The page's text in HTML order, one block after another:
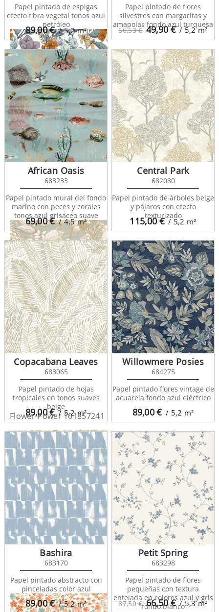
Flower Power 101855060
Flower Power 101857024
Flower Power 101857241
Flower Power 101861027
89,00€ / 5,2m²
Papel pintado de espigas
efecto fibra vegetal tonos azul
petróleo
66,53 € 49,90€ / 5,2m²
Papel pintado de flores
silvestres con margaritas y
amapolas fondo azul turquesa
69,00€ / 4,5m²
African Oasis
683233
Papel pintado mural del fondo
marino con peces y corales
tonos azul grisáceo suave
115,00€ / 5,2 m²
Central Park
682080
Papel pintado de árboles beige
y pájaros con efecto
texturizado
89,00€ / 5,2m²
Copacabana Leaves
683065
Papel pintado de hojas
tropicales en tonos suaves
beige
89,00€ / 5,2 m²
Willowmere Posies
684275
Papel pintado flores vintage de
acuarela fondo azul eléctrico
89,00€ / 5,2m²
Bashira
683170
Papel pintado abstracto con
pinceladas color azul
87,50 € 66,50€ / 5,3m²
Petit Spring
683298
Papel pintado de flores
pequeñas con textura
entelada en colores azul y gris
fondo blanco